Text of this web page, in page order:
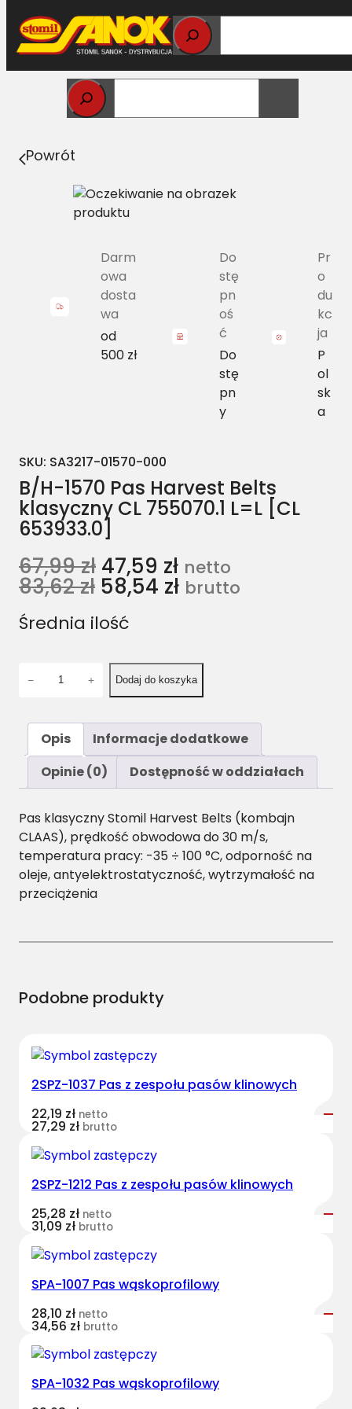
Przejdź
do
treści
Strona główna>
klasyczny CL 755070.1 L=L [CL 653933.0]
Powrót
Darm
owa
dosta
wa
od
500 zł
Do
stę
pn
oś
ć
Do
stę
pn
y
Pr
o
du
kc
ja
P
ol
sk
a
SKU: SA3217-01570-000
B/H-1570 Pas Harvest Belts
klasyczny CL 755070.1 L=L [CL
653933.0]
67,99zł 47,59 zł netto
83,62zł 58,54 zł brutto
Średnia ilość
/
-
1
5
7
0
a
− + Dodaj do koszyka
Opis
Informacje dodatkowe
Opinie (0)
Dostępność w oddziałach
Pas klasyczny Stomil Harvest Belts (kombajn
CLAAS), prędkość obwodowa do 30 m/s,
temperatura pracy: -35 ÷ 100 °C, odporność na
oleje, antyelektrostatyczność, wytrzymałość na
przeciążenia
Podobne produkty
2SPZ-1037 Pas z zespołu pasów klinowych
22,19 zł netto
27,29 zł brutto
2SPZ-1212 Pas z zespołu pasów klinowych
25,28 zł netto
31,09 zł brutto
SPA-1007 Pas wąskoprofilowy
28,10 zł netto
34,56 zł brutto
SPA-1032 Pas wąskoprofilowy